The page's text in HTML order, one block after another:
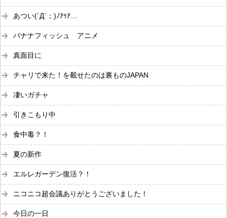
あつい(´Д`；)ﾉｱｩｱ…
バナナフィッシュ アニメ
真面目に
チャリで来た！を載せたのは裏ものJAPAN
凄いガチャ
引きこもり中
食中毒？！
夏の新作
エルレガーデン復活？！
ニコニコ超会議ありがとうございました！
今日の一日